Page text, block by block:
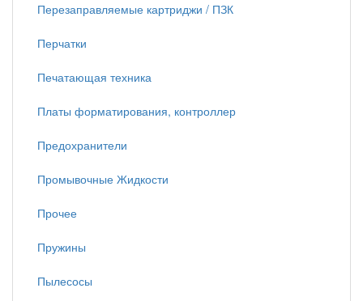
Перезаправляемые картриджи / ПЗК
Перчатки
Печатающая техника
Платы форматирования, контроллер
Предохранители
Промывочные Жидкости
Прочее
Пружины
Пылесосы